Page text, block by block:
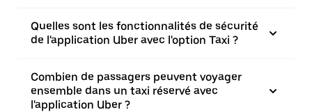
Quelles sont les fonctionnalités de sécurité
de l'application Uber avec l'option Taxi ?
Combien de passagers peuvent voyager
ensemble dans un taxi réservé avec
l'application Uber ?